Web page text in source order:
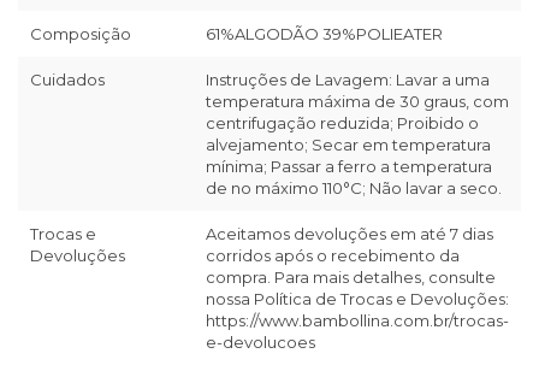
Composição 61%ALGODÃO 39%POLIEATER
Cuidados
Instruções de Lavagem: Lavar a uma
temperatura máxima de 30 graus, com
centrifugação reduzida; Proibido o
alvejamento; Secar em temperatura
mínima; Passar a ferro a temperatura
de no máximo 110°C; Não lavar a seco.
Trocas e
Devoluções
Aceitamos devoluções em até 7 dias
corridos após o recebimento da
compra. Para mais detalhes, consulte
nossa Política de Trocas e Devoluções:
https://www.bambollina.com.br/trocas-
e-devolucoes